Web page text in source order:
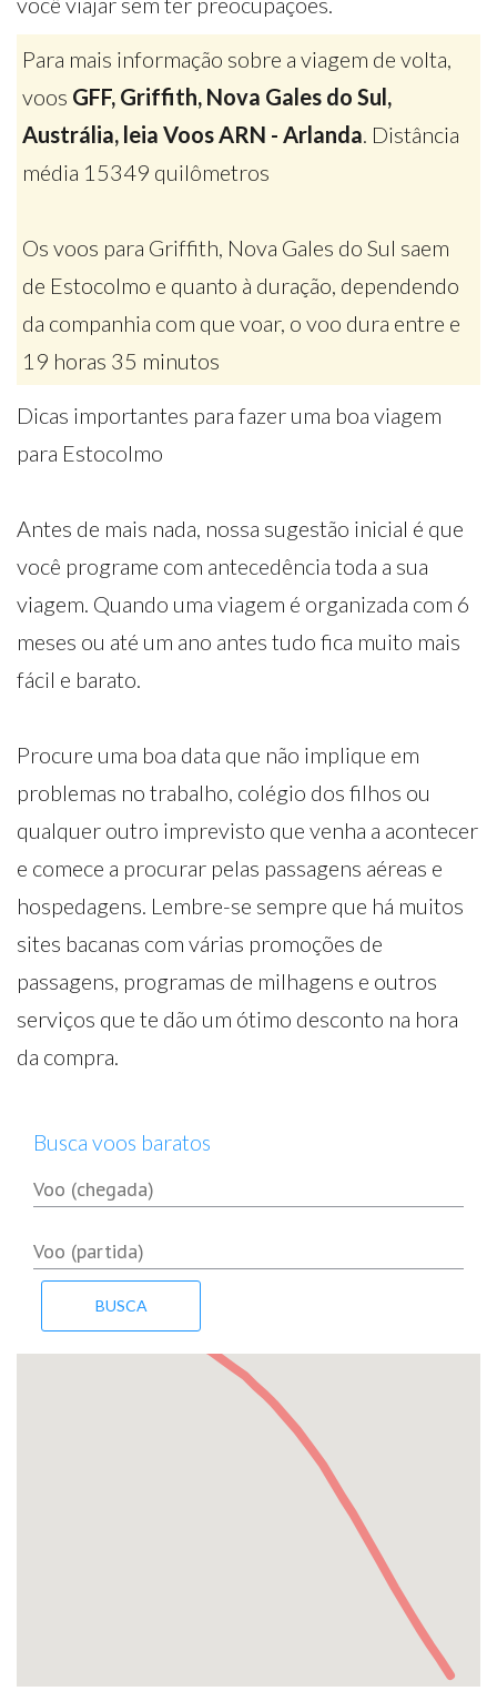
Para mais informação sobre a viagem de volta,
voos GFF, Griffith, Nova Gales do Sul,
Austrália, leia Voos ARN - Arlanda. Distância
média 15349 quilômetros
Os voos para Griffith, Nova Gales do Sul saem
de Estocolmo e quanto à duração, dependendo
da companhia com que voar, o voo dura entre e
19 horas 35 minutos
Dicas importantes para fazer uma boa viagem
para Estocolmo
Antes de mais nada, nossa sugestão inicial é que
você programe com antecedência toda a sua
viagem. Quando uma viagem é organizada com 6
meses ou até um ano antes tudo fica muito mais
fácil e barato.
Procure uma boa data que não implique em
problemas no trabalho, colégio dos filhos ou
qualquer outro imprevisto que venha a acontecer
e comece a procurar pelas passagens aéreas e
hospedagens. Lembre-se sempre que há muitos
sites bacanas com várias promoções de
passagens, programas de milhagens e outros
serviços que te dão um ótimo desconto na hora
da compra.
Busca voos baratos